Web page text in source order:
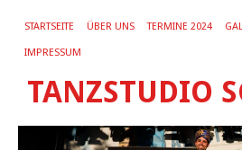
STARTSEITE ÜBER UNS TERMINE 2024
IMPRESSUM
TANZSTUDIO